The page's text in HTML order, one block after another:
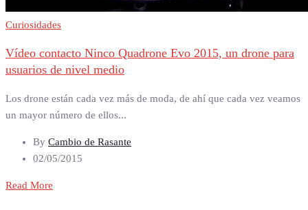
Curiosidades
Vídeo contacto Ninco Quadrone Evo 2015, un drone para
usuarios de nivel medio
Los drone están cada vez más de moda, de ahí que cada vez veamos
un mayor número de ellos...
By Cambio de Rasante
02/05/2015
Read More